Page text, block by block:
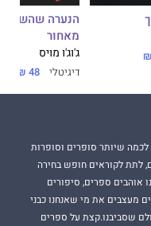
הנערה
מאחור
ג'וג'ו מויס
דיגיטלי 48 ₪
שיותר סופרים וסופרות
לתת לקוראים חופש בחירה
אוהבים ספרים, סיפורים
מעצבים את מי שאנחנו כבני
שסביבנו.קצת על ספרים